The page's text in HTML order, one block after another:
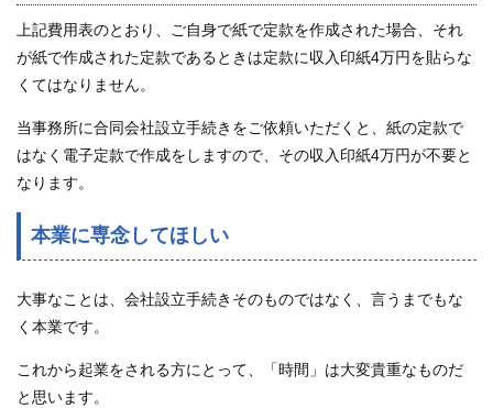
上記費用表のとおり、ご自身で紙で定款を作成された場合、それ
が紙で作成された定款であるときは定款に収入印紙4万円を貼らな
くてはなりません。
当事務所に合同会社設立手続きをご依頼いただくと、紙の定款で
はなく電子定款で作成をしますので、その収入印紙4万円が不要と
なります。
本業に専念してほしい
大事なことは、会社設立手続きそのものではなく、言うまでもな
く本業です。
これから起業をされる方にとって、「時間」は大変貴重なものだ
と思います。